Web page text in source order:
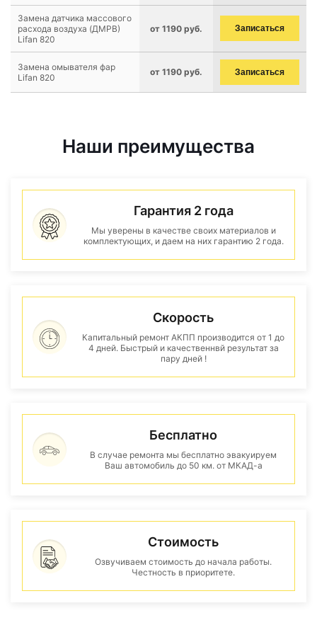
Замена датчика массового
расхода воздуха (ДМРВ)
Lifan 820
от 1190 руб. Записаться
Замена омывателя фар
Lifan 820
от 1190 руб. Записаться
Наши преимущества
Гарантия 2 года
Мы уверены в качестве своих материалов и
комплектующих, и даем на них гарантию 2 года.
Скорость
Капитальный ремонт АКПП производится от 1 до
4 дней. Быстрый и качественнвй результат за
пару дней !
Бесплатно
В случае ремонта мы бесплатно эвакуируем
Ваш автомобиль до 50 км. от МКАД-а
Стоимость
Озвучиваем стоимость до начала работы.
Честность в приоритете.